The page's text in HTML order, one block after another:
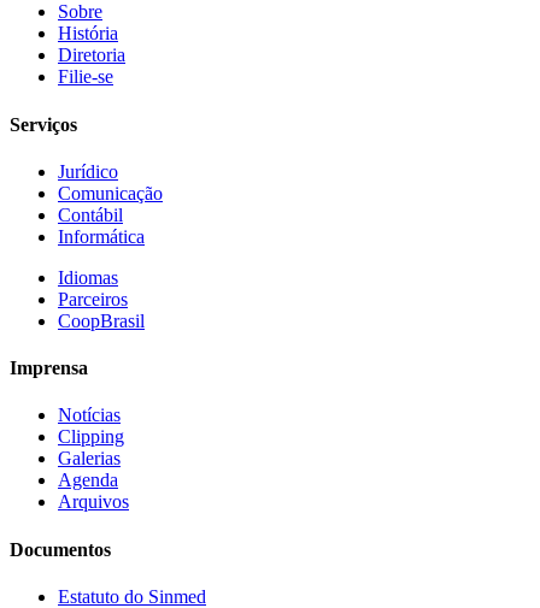
Sobre
História
Diretoria
Filie-se
Serviços
Jurídico
Comunicação
Contábil
Informática
Idiomas
Parceiros
CoopBrasil
Imprensa
Notícias
Clipping
Galerias
Agenda
Arquivos
Documentos
Estatuto do Sinmed